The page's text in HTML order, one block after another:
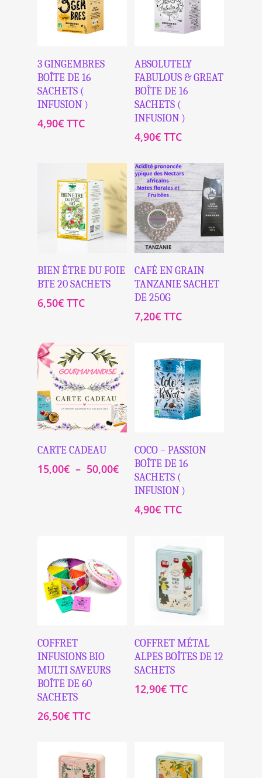
Ajouter Au
Panier
3 GINGEMBRES
BOÎTE DE 16
SACHETS (
INFUSION )
4,90€ TTC
Ajouter Au
Panier
ABSOLUTELY
FABULOUS & GREAT
BOÎTE DE 16
SACHETS (
INFUSION )
4,90€ TTC
Ajouter Au
Panier
BIEN ÊTRE DU FOIE
BTE 20 SACHETS
6,50€ TTC
Ajouter Au
Panier
CAFÉ EN GRAIN
TANZANIE SACHET
DE 250G
7,20€ TTC
Sélectionnez Le
CARTE CADEAU
15,00€ – 50,00€Plage
prix :
15,00€
Ajouter Au
Panier
COCO – PASSION
BOÎTE DE 16
SACHETS (
INFUSION )
4,90€ TTC
Ajouter Au
Panier
COFFRET
INFUSIONS BIO
MULTI SAVEURS
BOÎTE DE 60
SACHETS
26,50€ TTC
Ajouter Au
Panier
COFFRET MÉTAL
ALPES BOÎTES DE 12
SACHETS
12,90€ TTC